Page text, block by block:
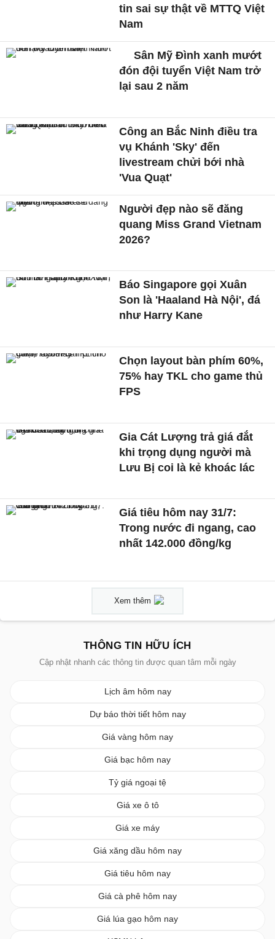
tin sai sự thật về MTTQ Việt
Nam
Sân Mỹ Đình xanh mướt
đón đội tuyển Việt Nam trở
lại sau 2 năm
Công an Bắc Ninh điều tra
vụ Khánh 'Sky' đến
livestream chửi bới nhà
'Vua Quạt'
Người đẹp nào sẽ đăng
quang Miss Grand Vietnam
2026?
Báo Singapore gọi Xuân
Son là 'Haaland Hà Nội', đá
như Harry Kane
Chọn layout bàn phím 60%,
75% hay TKL cho game thủ
FPS
Gia Cát Lượng trả giá đắt
khi trọng dụng người mà
Lưu Bị coi là kẻ khoác lác
Giá tiêu hôm nay 31/7:
Trong nước đi ngang, cao
nhất 142.000 đồng/kg
Xem thêm
THÔNG TIN HỮU ÍCH
Cập nhật nhanh các thông tin được quan tâm mỗi ngày
Lịch âm hôm nay
Dự báo thời tiết hôm nay
Giá vàng hôm nay
Giá bạc hôm nay
Tỷ giá ngoại tệ
Giá xe ô tô
Giá xe máy
Giá xăng dầu hôm nay
Giá tiêu hôm nay
Giá cà phê hôm nay
Giá lúa gạo hôm nay